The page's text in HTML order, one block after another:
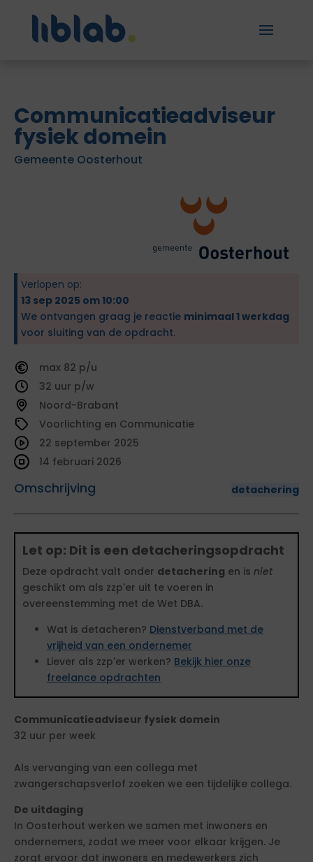
Communicatieadviseur
fysiek domein
Gemeente Oosterhout
Verlopen op:
13 sep 2025 om 10:00
We ontvangen graag je reactie minimaal 1 werkdag
voor sluiting van de opdracht.
82
32
Noord-Brabant
Voorlichting en Communicatie
Omschrijving detachering
22 september 2025
14 februari 2026
Let op: Dit is een detacheringsopdracht
Deze opdracht valt onder detachering en is niet
geschikt om als zzp'er uit te voeren in
overeenstemming met de Wet DBA.
Wat is detacheren? Dienstverband met de
vrijheid van een ondernemer
Liever als zzp'er werken? Bekijk hier onze
freelance opdrachten
Communicatieadviseur fysiek domein
32 uur per week
Als vervanging van een collega met
zwangerschapsverlof zoeken we een tijdelijke collega.
De uitdaging
In Oosterhout werken we samen met inwoners en
ondernemers, zodat we meer voor elkaar krijgen. Je
zorgt ervoor dat inwoners en medewerkers zich